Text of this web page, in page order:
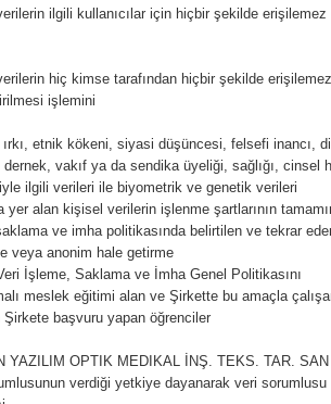
ilgili kullanıcılar için hiçbir şekilde
hiç kimse tarafından hiçbir şekilde
işlemini
ırkı, etnik kökeni, siyasi düşüncesi, felsefi inancı,
dernek, vakıf ya da sendika üyeliği, sağlığı,
ilgili verileri ile biyometrik ve genetik verileri
yer alan kişisel verilerin işlenme şartlarının
ve imha politikasında belirtilen ve tekrar
veya anonim hale getirme
İşleme, Saklama ve İmha Genel Politikasını
meslek eğitimi alan ve Şirkette bu amaçla
başvuru yapan öğrenciler
YAZILIM OPTIK MEDIKAL İNŞ. TEKS. TAR.
verdiği yetkiye dayanarak veri